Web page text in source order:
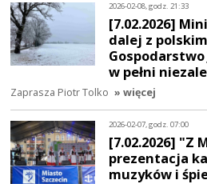
2026-02-08, godz. 21:33
[7.02.2026]
dalej z
w pełni
Zaprasza Piotr Tolko » więcej
2026-02-07, godz. 07:00
[7.02.2026] "Z
prezentacja
muzyków i